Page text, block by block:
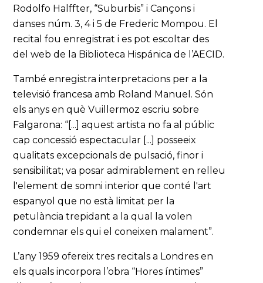
Rodolfo Halffter, “Suburbis” i Cançons i
danses núm. 3, 4 i 5 de Frederic Mompou. El
recital fou enregistrat i es pot escoltar des
del web de la Biblioteca Hispánica de l’AECID.
També enregistra interpretacions per a la
televisió francesa amb Roland Manuel. Són
els anys en què Vuillermoz escriu sobre
Falgarona: “[...] aquest artista no fa al públic
cap concessió espectacular [...] posseeix
qualitats excepcionals de pulsació, finor i
sensibilitat; va posar admirablement en relleu
l'element de somni interior que conté l'art
espanyol que no està limitat per la
petulància trepidant a la qual la volen
condemnar els qui el coneixen malament”.
L’any 1959 ofereix tres recitals a Londres en
els quals incorpora l’obra “Hores íntimes”